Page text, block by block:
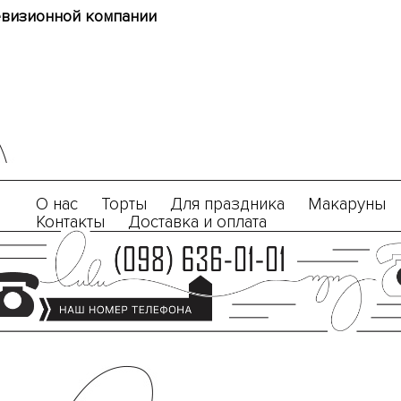
компании
О нас Торты Для праздника
Макаруны
Контакты
Доставка и оплата